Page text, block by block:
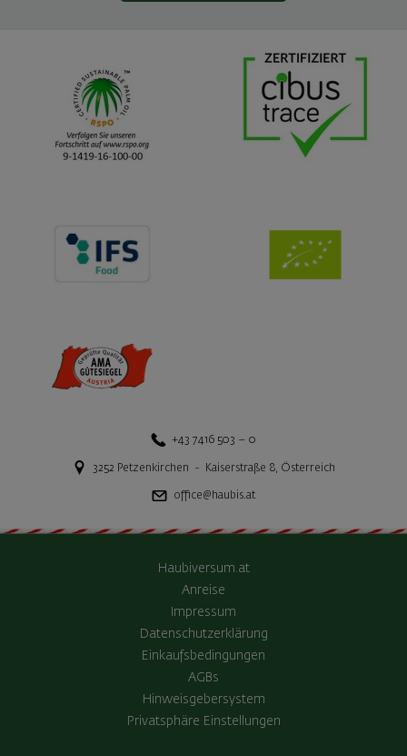
+43 7416 503 – 0
3252 Petzenkirchen - Kaiserstraße 8, Österreich
office@haubis.at
Haubiversum.at
Anreise
Impressum
Datenschutzerklärung
Einkaufsbedingungen
AGBs
Hinweisgebersystem
Privatsphäre Einstellungen